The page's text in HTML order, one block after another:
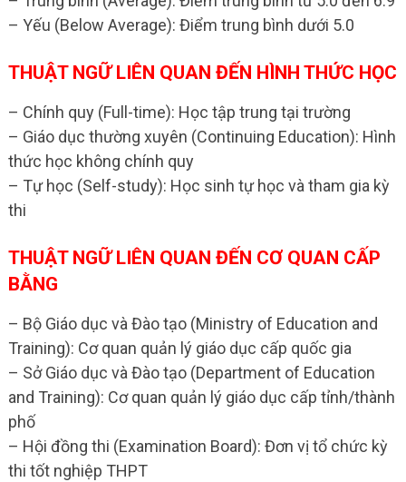
– Yếu (Below Average): Điểm trung bình dưới 5.0
THUẬT NGỮ LIÊN QUAN ĐẾN HÌNH THỨC HỌC
– Chính quy (Full-time): Học tập trung tại trường
– Giáo dục thường xuyên (Continuing Education): Hình
thức học không chính quy
– Tự học (Self-study): Học sinh tự học và tham gia kỳ
thi
THUẬT NGỮ LIÊN QUAN ĐẾN CƠ QUAN CẤP
BẰNG
– Bộ Giáo dục và Đào tạo (Ministry of Education and
Training): Cơ quan quản lý giáo dục cấp quốc gia
– Sở Giáo dục và Đào tạo (Department of Education
and Training): Cơ quan quản lý giáo dục cấp tỉnh/thành
phố
– Hội đồng thi (Examination Board): Đơn vị tổ chức kỳ
thi tốt nghiệp THPT